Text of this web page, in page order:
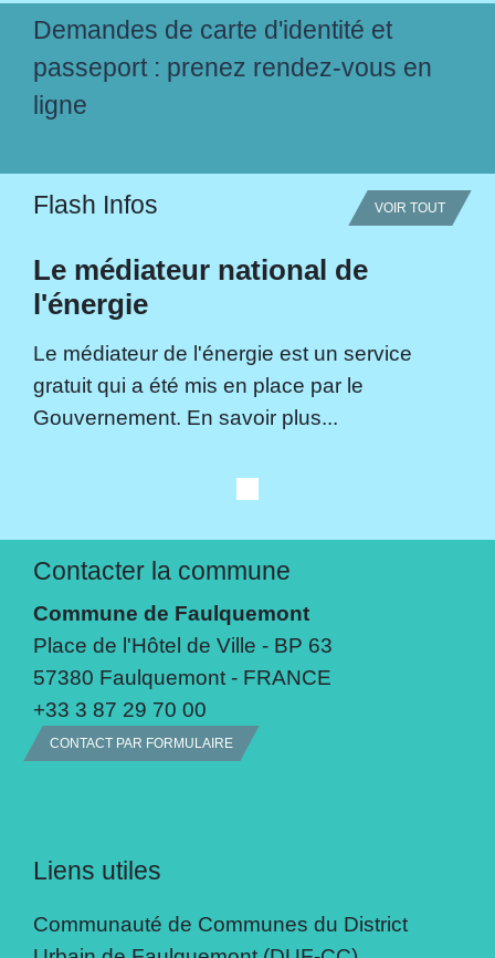
Demandes de carte d'identité et
passeport : prenez rendez-vous en
ligne
Flash Infos VOIR TOUT
Le médiateur national de
l'énergie
Le médiateur de l'énergie est un service
gratuit qui a été mis en place par le
Gouvernement. En savoir plus...
Contacter la commune
Commune de Faulquemont
Place de l'Hôtel de Ville - BP 63
57380 Faulquemont - FRANCE
+33 3 87 29 70 00
CONTACT PAR FORMULAIRE
Liens utiles
Communauté de Communes du District